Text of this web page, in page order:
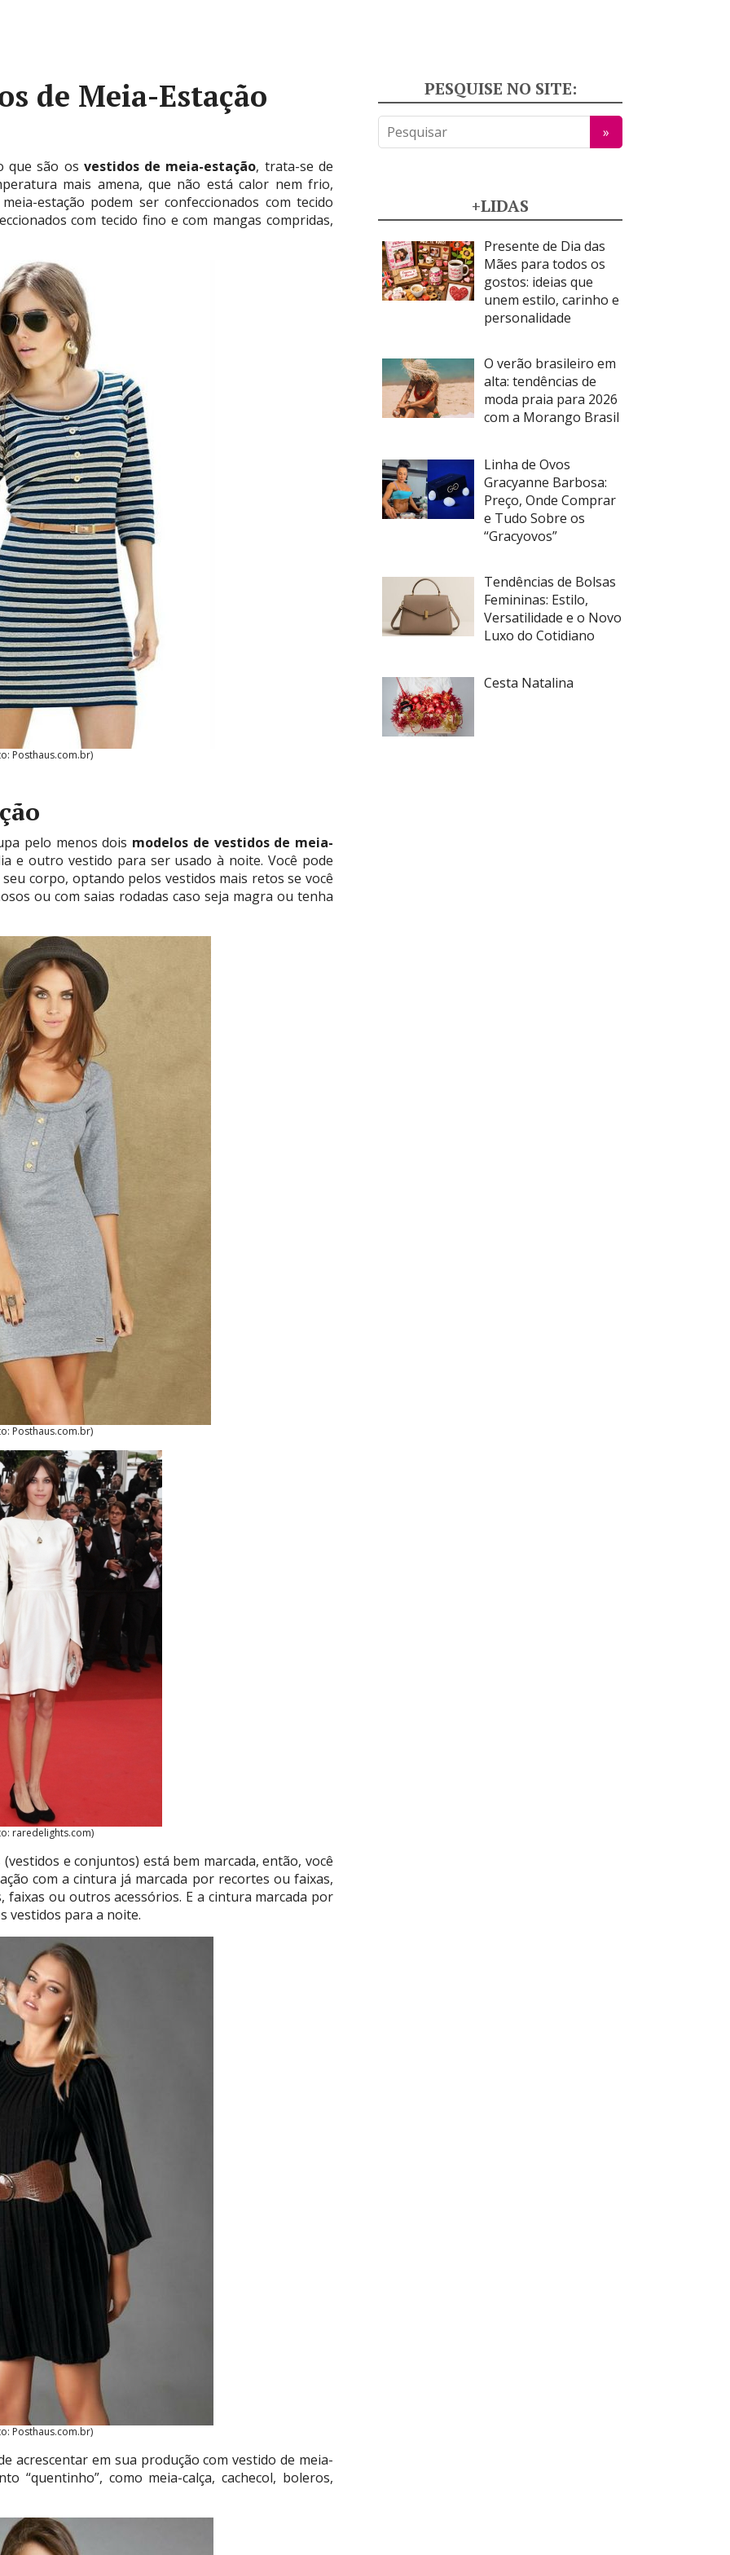
de Meia-Estação
que são os vestidos de meia-estação, trata-se de
mais amena, que não está calor nem frio,
estação podem ser confeccionados com tecido
com tecido fino e com mangas compridas,
Posthaus.com.br)
pelo menos dois modelos de vestidos de meia-
e outro vestido para ser usado à noite. Você pode
corpo, optando pelos vestidos mais retos se você
ou com saias rodadas caso seja magra ou tenha
Posthaus.com.br)
raredelights.com)
e conjuntos) está bem marcada, então, você
com a cintura já marcada por recortes ou faixas,
ou outros acessórios. E a cintura marcada por
vestidos para a noite.
Posthaus.com.br)
acrescentar em sua produção com vestido de meia-
“quentinho”, como meia-calça, cachecol, boleros,
PESQUISE NO SITE:
+LIDAS
Presente de Dia das
Mães para todos os
gostos: ideias que
unem estilo, carinho e
personalidade
O verão brasileiro em
alta: tendências de
moda praia para 2026
com a Morango Brasil
Linha de Ovos
Gracyanne Barbosa:
Preço, Onde Comprar
e Tudo Sobre os
“Gracyovos”
Tendências de Bolsas
Femininas: Estilo,
Versatilidade e o Novo
Luxo do Cotidiano
Cesta Natalina